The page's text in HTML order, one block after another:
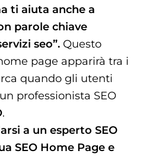
ti aiuta anche a
parole chiave
seo”. Questo
page apparirà tra i
quando gli utenti
professionista SEO
.
a un esperto SEO
SEO Home Page e